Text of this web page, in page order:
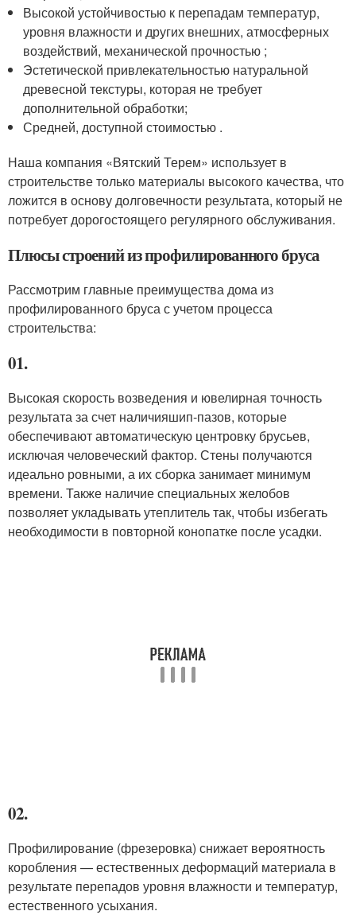
Высокой устойчивостью к перепадам температур,
уровня влажности и других внешних, атмосферных
воздействий, механической прочностью ;
Эстетической привлекательностью натуральной
древесной текстуры, которая не требует
дополнительной обработки;
Средней, доступной стоимостью .
Наша компания «Вятский Терем» использует в
строительстве только материалы высокого качества, что
ложится в основу долговечности результата, который не
потребует дорогостоящего регулярного обслуживания.
Плюсы строений из профилированного бруса
Рассмотрим главные преимущества дома из
профилированного бруса с учетом процесса
строительства:
01.
Высокая скорость возведения и ювелирная точность
результата за счет наличияшип-пазов, которые
обеспечивают автоматическую центровку брусьев,
исключая человеческий фактор. Стены получаются
идеально ровными, а их сборка занимает минимум
времени. Также наличие специальных желобов
позволяет укладывать утеплитель так, чтобы избегать
необходимости в повторной конопатке после усадки.
02.
Профилирование (фрезеровка) снижает вероятность
коробления — естественных деформаций материала в
результате перепадов уровня влажности и температур,
естественного усыхания.